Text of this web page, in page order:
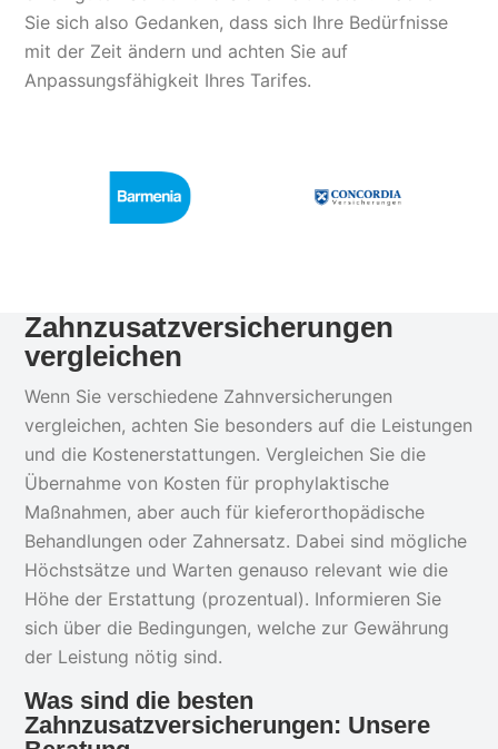
Sie sich also Gedanken, dass sich Ihre Bedürfnisse
mit der Zeit ändern und achten Sie auf
Anpassungsfähigkeit Ihres Tarifes.
Zahnzusatzversicherungen
vergleichen
Wenn Sie verschiedene Zahnversicherungen
vergleichen, achten Sie besonders auf die Leistungen
und die Kostenerstattungen. Vergleichen Sie die
Übernahme von Kosten für prophylaktische
Maßnahmen, aber auch für kieferorthopädische
Behandlungen oder Zahnersatz. Dabei sind mögliche
Höchstsätze und Warten genauso relevant wie die
Höhe der Erstattung (prozentual). Informieren Sie
sich über die Bedingungen, welche zur Gewährung
der Leistung nötig sind.
Was sind die besten
Zahnzusatzversicherungen: Unsere